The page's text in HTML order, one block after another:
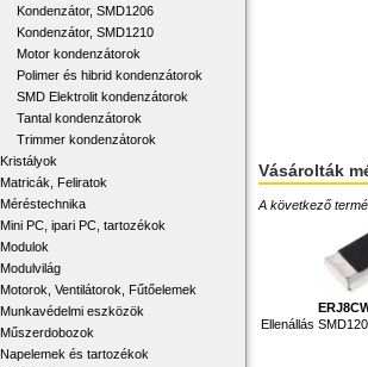
Kondenzátor, SMD1206
Kondenzátor, SMD1210
Motor kondenzátorok
Polimer és hibrid kondenzátorok
SMD Elektrolit kondenzátorok
Tantal kondenzátorok
Trimmer kondenzátorok
Kristályok
Matricák, Feliratok
Méréstechnika
Mini PC, ipari PC, tartozékok
Modulok
Modulvilág
Motorok, Ventilátorok, Fűtőelemek
Munkavédelmi eszközök
Műszerdobozok
Napelemek és tartozékok
Vásárolták
A következő
Ellenállás